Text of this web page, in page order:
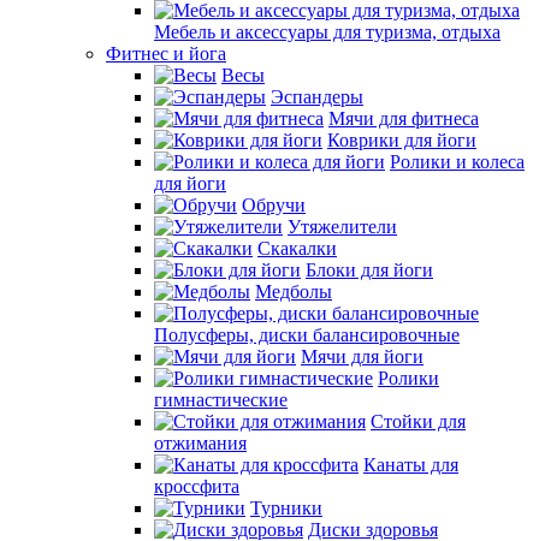
Мебель и аксессуары для туризма, отдыха
Фитнес и йога
Весы
Эспандеры
Мячи для фитнеса
Коврики для йоги
Ролики и колеса
для йоги
Обручи
Утяжелители
Скакалки
Блоки для йоги
Медболы
Полусферы, диски балансировочные
Мячи для йоги
Ролики
гимнастические
Стойки для
отжимания
Канаты для
кроссфита
Турники
Диски здоровья